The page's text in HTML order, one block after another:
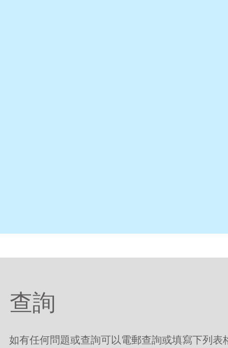
查詢
如有任何問題或查詢可以電郵查詢或填寫下列